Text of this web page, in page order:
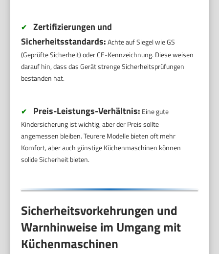
✔
Zertifizierungen und
Sicherheitsstandards:Achte auf Siegel wie GS
(Geprüfte Sicherheit) oder CE-Kennzeichnung. Diese weisen
darauf hin, dass das Gerät strenge Sicherheitsprüfungen
bestanden hat.
✔ Preis-Leistungs-Verhältnis: Eine gute
Kindersicherung ist wichtig, aber der Preis sollte
angemessen bleiben. Teurere Modelle bieten oft mehr
Komfort, aber auch günstige Küchenmaschinen können
solide Sicherheit bieten.
Sicherheitsvorkehrungen und
Warnhinweise im Umgang mit
Küchenmaschinen